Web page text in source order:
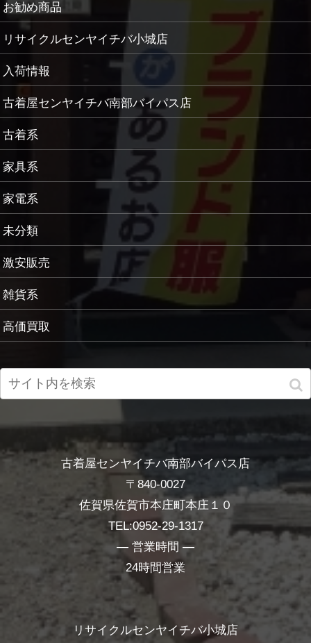
お勧め商品
リサイクルセンヤイチバ小城店
入荷情報
古着屋センヤイチバ南部バイパス店
古着系
家具系
家電系
未分類
激安販売
雑貨系
高価買取
古着屋センヤイチバ南部バイパス店
〒840-0027
佐賀県佐賀市本庄町本庄１０
TEL:0952-29-1317
― 営業時間 ―
24時間営業
リサイクルセンヤイチバ小城店